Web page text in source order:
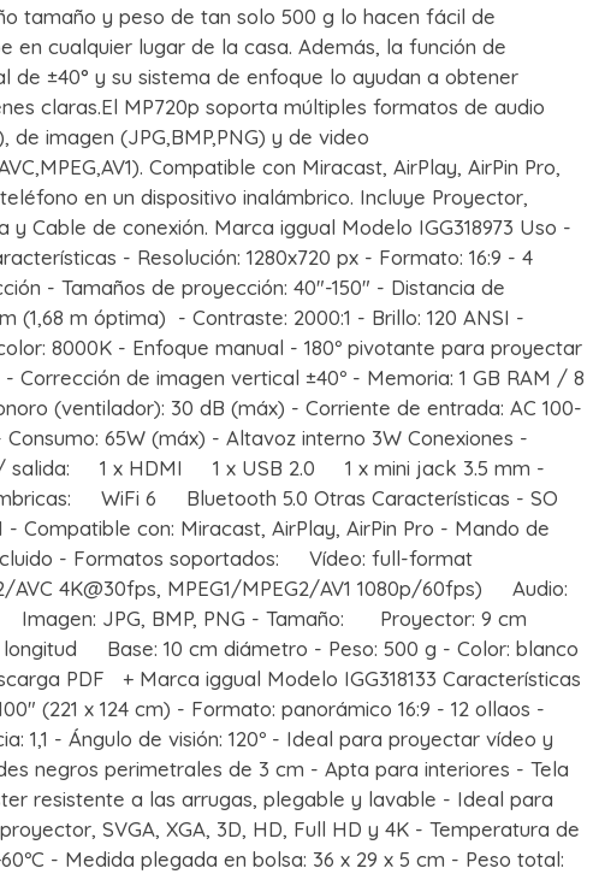
tamaño y peso de tan solo 500 g lo hacen fácil de
en cualquier lugar de la casa. Además, la función de
de ±40° y su sistema de enfoque lo ayudan a obtener
claras.El MP720p soporta múltiples formatos de audio
de imagen (JPG,BMP,PNG) y de video
Compatible con Miracast, AirPlay, AirPin Pro,
en un dispositivo inalámbrico. Incluye Proyector,
y Cable de conexión. Marca iggual Modelo IGG318973 Uso -
- Resolución: 1280x720 px - Formato: 16:9 - 4
- Tamaños de proyección: 40"-150" - Distancia de
(1,68 m óptima) - Contraste: 2000:1 - Brillo: 120 ANSI -
8000K - Enfoque manual - 180º pivotante para proyectar
Corrección de imagen vertical ±40º - Memoria: 1 GB RAM / 8
(ventilador): 30 dB (máx) - Corriente de entrada: AC 100-
65W (máx) - Altavoz interno 3W Conexiones -
/ salida: 1 x HDMI 1 x USB 2.0 1 x mini jack 3.5 mm -
WiFi 6 Bluetooth 5.0 Otras Características - SO
- Compatible con: Miracast, AirPlay, AirPin Pro - Mando de
- Formatos soportados: Vídeo: full-format
AVC 4K@30fps, MPEG1/MPEG2/AV1 1080p/60fps) Audio:
Imagen: JPG, BMP, PNG - Tamaño: Proyector: 9 cm
longitud Base: 10 cm diámetro - Peso: 500 g - Color: blanco
PDF + Marca iggual Modelo IGG318133 Características
(221 x 124 cm) - Formato: panorámico 16:9 - 12 ollaos -
1,1 - Ángulo de visión: 120º - Ideal para proyectar vídeo y
negros perimetrales de 3 cm - Apta para interiores - Tela
resistente a las arrugas, plegable y lavable - Ideal para
SVGA, XGA, 3D, HD, Full HD y 4K - Temperatura de
- Medida plegada en bolsa: 36 x 29 x 5 cm - Peso total: